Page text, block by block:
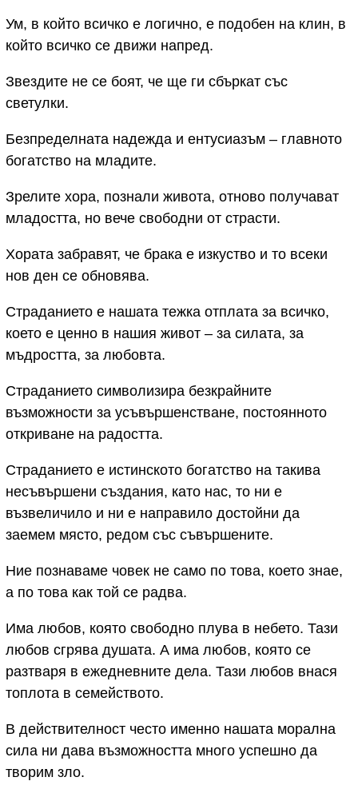
Ум, в който всичко е логично, е подобен на клин, в
който всичко се движи напред.
Звездите не се боят, че ще ги сбъркат със
светулки.
Безпределната надежда и ентусиазъм – главното
богатство на младите.
Зрелите хора, познали живота, отново получават
младостта, но вече свободни от страсти.
Хората забравят, че брака е изкуство и то всеки
нов ден се обновява.
Страданието е нашата тежка отплата за всичко,
което е ценно в нашия живот – за силата, за
мъдростта, за любовта.
Страданието символизира безкрайните
възможности за усъвършенстване, постоянното
откриване на радостта.
Страданието е истинското богатство на такива
несъвършени създания, като нас, то ни е
възвеличило и ни е направило достойни да
заемем място, редом със съвършените.
Ние познаваме човек не само по това, което знае,
а по това как той се радва.
Има любов, която свободно плува в небето. Тази
любов сгрява душата. А има любов, която се
разтваря в ежедневните дела. Тази любов внася
топлота в семейството.
В действителност често именно нашата морална
сила ни дава възможността много успешно да
творим зло.